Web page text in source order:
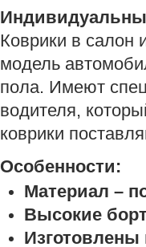
Коврики в салон
модель
пола. Имеют
водителя,
коврики
Особенности:
Материал –
Высокие
Изготовлены